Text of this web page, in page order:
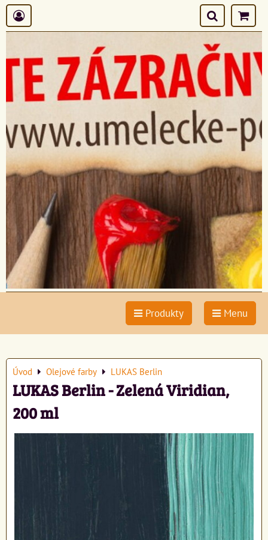
Produkty Menu
Úvod Olejové farby LUKAS Berlin
LUKAS Berlin - Zelená Viridian,
200 ml